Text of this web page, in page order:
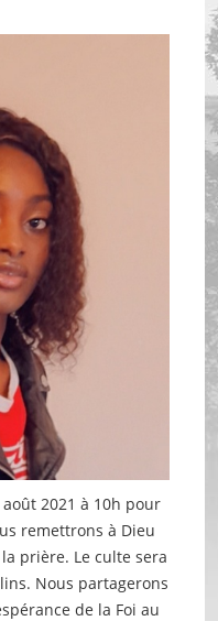
2021 à 10h pour
remettrons à Dieu
prière. Le culte sera
Nous partagerons
de la Foi au